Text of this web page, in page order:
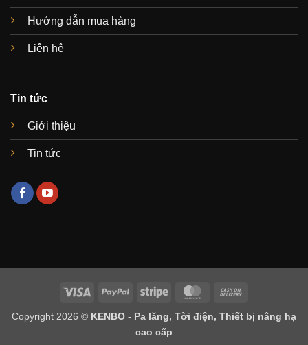
Hướng dẫn mua hàng
Liên hệ
Tin tức
Giới thiệu
Tin tức
Visa PayPal Stripe MasterCard
Delivery
Copyright 2026 © KENBO - Pa lăng, Tời điện, Thiết bị nâng hạ
cao cấp